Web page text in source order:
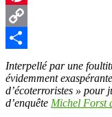
Pinterest
Copy
Link
Partager
Interpellé par une
évidemment
d’écoterroristes » pour
d’enquête Michel Forst